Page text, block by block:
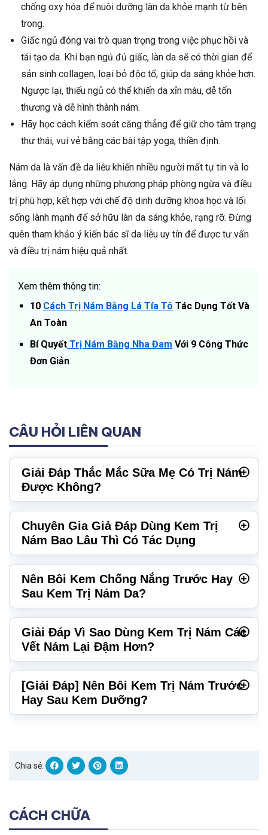
chống oxy hóa để nuôi dưỡng làn da khỏe mạnh từ bên
trong.
Giấc ngủ đóng vai trò quan trọng trong việc phục hồi và
tái tạo da. Khi bạn ngủ đủ giấc, làn da sẽ có thời gian để
sản sinh collagen, loại bỏ độc tố, giúp da sáng khỏe hơn.
Ngược lại, thiếu ngủ có thể khiến da xỉn màu, dễ tổn
thương và dễ hình thành nám.
Hãy học cách kiểm soát căng thẳng để giữ cho tâm trạng
thư thái, vui vẻ bằng các bài tập yoga, thiền định.
Nám da là vấn đề da liễu khiến nhiều người mất tự tin và lo
lắng. Hãy áp dụng những phương pháp phòng ngừa và điều
trị phù hợp, kết hợp với chế độ dinh dưỡng khoa học và lối
sống lành mạnh để sở hữu làn da sáng khỏe, rạng rỡ. Đừng
quên tham khảo ý kiến bác sĩ da liễu uy tín để được tư vấn
và điều trị nám hiệu quả nhất.
Xem thêm thông tin:
10 Cách Trị Nám Bằng Lá Tía Tô Tác Dụng Tốt Và
An Toàn
Bí Quyết Trị Nám Bằng Nha Đam Với 9 Công Thức
Đơn Giản
CÂU HỎI LIÊN QUAN
Giải Đáp Thắc Mắc Sữa Mẹ Có Trị Nám
Được Không?
Chuyên Gia Giả Đáp Dùng Kem Trị
Nám Bao Lâu Thì Có Tác Dụng
Nên Bôi Kem Chống Nắng Trước Hay
Sau Kem Trị Nám Da?
Giải Đáp Vì Sao Dùng Kem Trị Nám Các
Vết Nám Lại Đậm Hơn?
[Giải Đáp] Nên Bôi Kem Trị Nám Trước
Hay Sau Kem Dưỡng?
Chia sẻ:
CÁCH CHỮA